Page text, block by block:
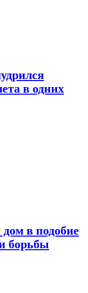
в одних
в подобие
борьбы